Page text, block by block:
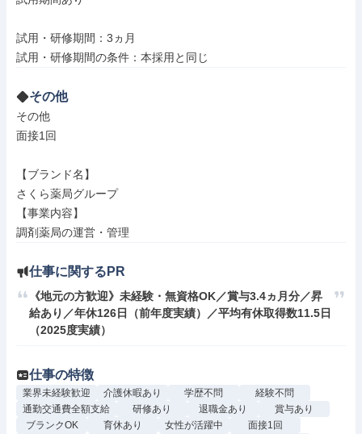
試用・研修期間：3ヵ月
その他
その他
面接1回
【ブランド名】
さくら薬局グループ
【事業内容】
調剤薬局の運営・管理
仕事に関するPR
《地元の方歓迎》未経験・無資格OK／賞与3.4ヵ月分／昇
給あり／年休126日（前年度実績）／平均有休取得数11.5日
（2025度実績）
仕事の特徴
業界未経験歓迎 介護休暇あり 学歴不問
経験不問
通勤交通費全額支給
研修あり 退職金あり
賞与あり
ブランクOK
育休あり 女性が活躍中
面接1回